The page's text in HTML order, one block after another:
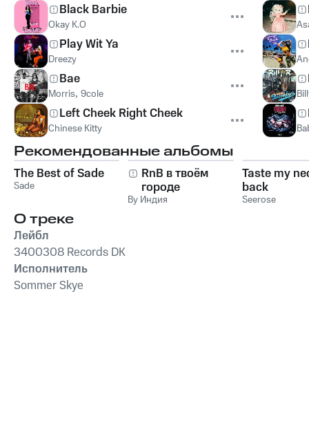
Black Barbie
Okay K.O
Play Wit Ya
Dreezy
Bae
Morris, 9cole
Left Cheek Right Cheek
Chinese Kitty
Рекомендованные альбомы
The Best of Sade
Sade
RnB в твоём
городе
By Индия
Taste my
back
Seerose
О треке
Лейбл
3400308 Records DK
Исполнитель
Sommer Skye